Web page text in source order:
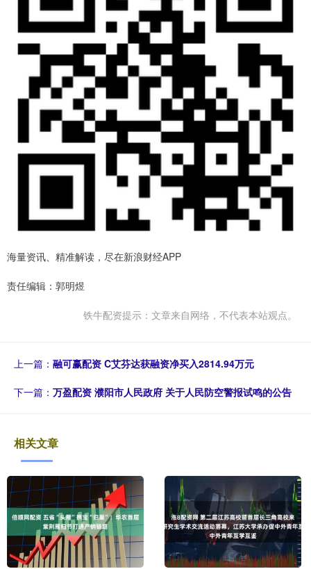
海量资讯、精准解读，尽在新浪财经APP
责任编辑：郭明煜
铁牛配资提示：文章来自网络，不代表本站观点。
上一篇： 融可赢配资 C艾芬达获融资净买入2814.94万元
下一篇： 万盈配资 濮阳市人民政府 关于人民防空警报试鸣的公告
相关文章